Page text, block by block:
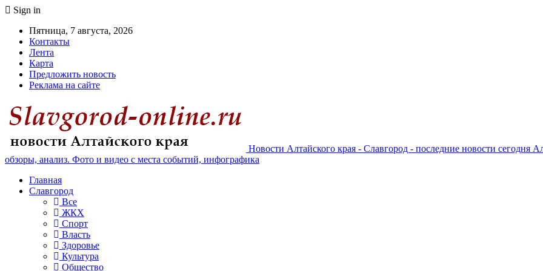
Sign in
Пятница, 7 августа, 2026
Контакты
Лента
Карта
Предложить новость
Реклама на сайте
Новости Алтайского края - Славгород - последние новости сегодня
обзоры, анализ. Фото и видео с места событий, инфографика
Главная
Славгород
Все
ЖКХ
Спорт
Власть
Здоровье
Культура
Общество